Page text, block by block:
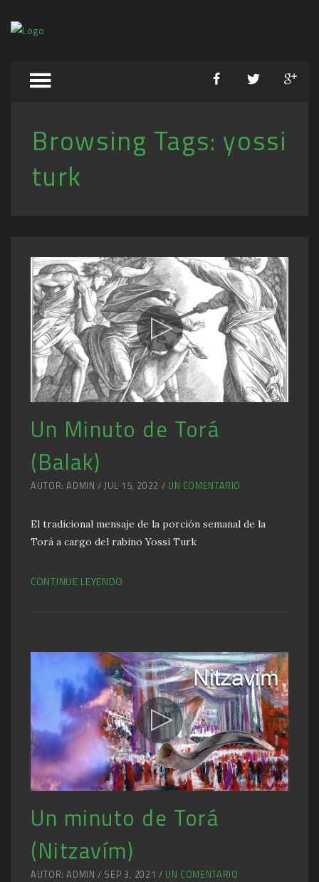
Browsing Tags: yossi
turk
Un Minuto de Torá
(Balak)
AUTOR: ADMIN / JUL 15, 2022 / UN COMENTARIO
El tradicional mensaje de la porción semanal de la
Torá a cargo del rabino Yossi Turk
CONTINUE LEYENDO
Un minuto de Torá
(Nitzavím)
AUTOR: ADMIN / SEP 3, 2021 / UN COMENTARIO